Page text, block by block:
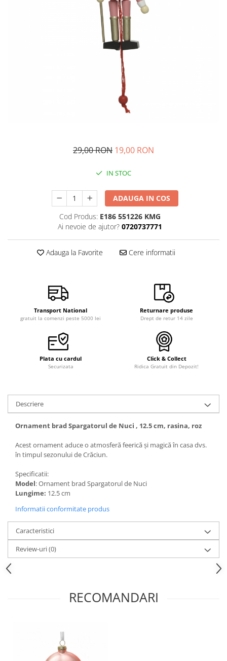
29,00 RON 19,00 RON
IN STOC
ADAUGA IN COS
Cod Produs: E186 551226 KMG
Ai nevoie de ajutor? 0720737771
Adauga la Favorite Cere informatii
Transport National
gratuit la comenzi peste 5000 lei
Returnare produse
Drept de retur 14 zile
Plata cu cardul
Securizata
Click & Collect
Ridica Gratuit din Depozit!
Descriere
Ornament brad Spargatorul de Nuci , 12.5 cm, rasina, roz
Acest ornament aduce o atmosferă feerică și magică în casa dvs.
în timpul sezonului de Crăciun.
Specificatii:
Model: Ornament brad Spargatorul de Nuci
Lungime: 12.5 cm
Informatii conformitate produs
Caracteristici
Review-uri(0)
RECOMANDARI